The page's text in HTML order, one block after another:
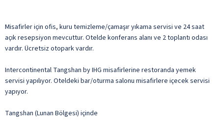
Misafirler için ofis, kuru temizleme/çamaşır yıkama servisi ve 24 saat
açık resepsiyon mevcuttur. Otelde konferans alanı ve 2 toplantı odası
vardır. Ücretsiz otopark vardır.
Intercontinental Tangshan by IHG misafirlerine restoranda yemek
servisi yapılıyor. Oteldeki bar/oturma salonu misafirlere içecek servisi
yapıyor.
Tangshan (Lunan Bölgesi) içinde